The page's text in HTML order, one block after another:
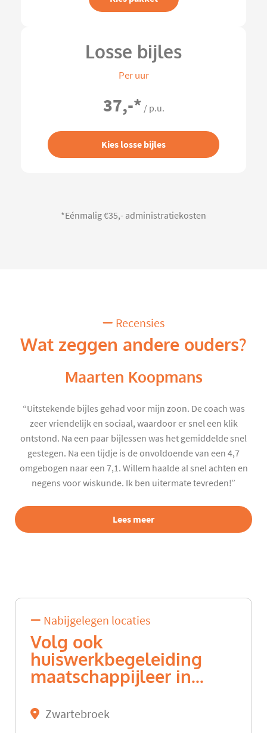
Losse bijles
Per uur
37,-* / p.u.
Kies losse bijles
*Eénmalig €35,- administratiekosten
Recensies
Wat zeggen andere ouders?
Maarten Koopmans
“Uitstekende bijles gehad voor mijn zoon. De coach was
zeer vriendelijk en sociaal, waardoor er snel een klik
ontstond. Na een paar bijlessen was het gemiddelde snel
gestegen. Na een tijdje is de onvoldoende van een 4,7
omgebogen naar een 7,1. Willem haalde al snel achten en
negens voor wiskunde. Ik ben uitermate tevreden!”
Lees meer
Nabijgelegen locaties
Volg ook
huiswerkbegeleiding
maatschappijleer in...
Zwartebroek